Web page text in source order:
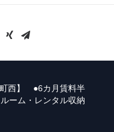
町西】 ●6カ月賃料半
ーム・レンタル収納